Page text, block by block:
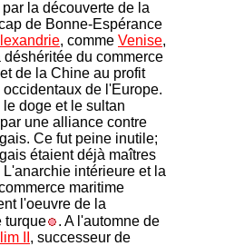
la découverte de la
de Bonne-Espérance
, comme Venise,
déshéritée du commerce
de la Chine au profit
occidentaux de l'Europe.
le doge et le sultan
une alliance contre
Ce fut peine inutile;
étaient déjà maîtres
L'anarchie intérieure et la
maritime
l'oeuvre de la
turque
. A l'automne de
II , successeur de